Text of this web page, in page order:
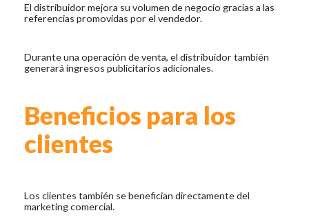
El distribuidor mejora su volumen de negocio gracias a las
referencias promovidas por el vendedor.
Durante una operación de venta, el distribuidor también
generará ingresos publicitarios adicionales.
Beneficios para los
clientes
Los clientes también se benefician directamente del
marketing comercial.